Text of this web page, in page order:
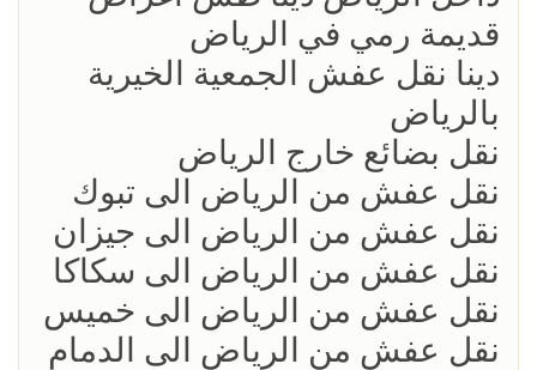
قديمة رمي في الرياض
دينا نقل عفش الجمعية الخيرية
بالرياض
نقل بضائع خارج الرياض
نقل عفش من الرياض الى تبوك
نقل عفش من الرياض الى جيزان
نقل عفش من الرياض الى سكاكا
نقل عفش من الرياض الى خميس
نقل عفش من الرياض الى الدمام